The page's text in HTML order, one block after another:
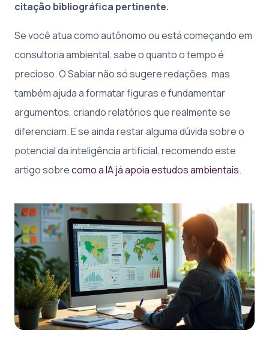
citação bibliográfica pertinente.
Se você atua como autônomo ou está começando em
consultoria ambiental, sabe o quanto o tempo é
precioso. O Sabiar não só sugere redações, mas
também ajuda a formatar figuras e fundamentar
argumentos, criando relatórios que realmente se
diferenciam. E se ainda restar alguma dúvida sobre o
potencial da inteligência artificial, recomendo este
artigo sobrecomo a IA já apoia estudos ambientais.